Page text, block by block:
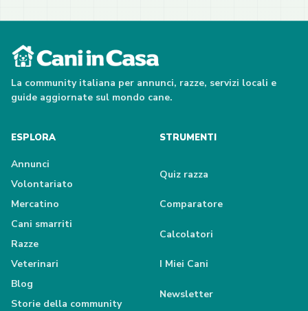
La community italiana per annunci, razze, servizi locali e
guide aggiornate sul mondo cane.
ESPLORA
Annunci
Volontariato
Mercatino
Cani smarriti
Razze
Veterinari
Blog
Storie della community
STRUMENTI
Quiz razza
Comparatore
Calcolatori
I Miei Cani
Newsletter